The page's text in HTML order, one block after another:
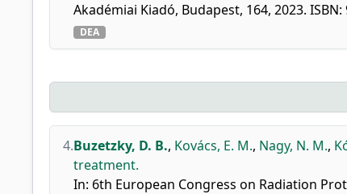
Akadémiai Kiadó, Budapest, 164, 2023. ISBN:
DEA
4.Buzetzky, D. B., Kovács, E. M., Nagy, N. M.,
treatment.
In: 6th European Congress on Radiation